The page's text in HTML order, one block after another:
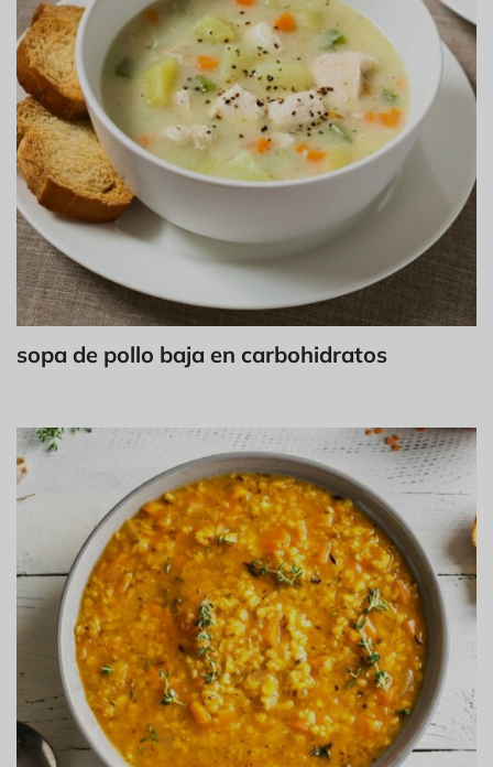
sopa de pollo baja en carbohidratos